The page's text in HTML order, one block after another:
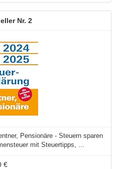
2
Pensionäre - Steuern sparen
mit Steuertipps, ...
€